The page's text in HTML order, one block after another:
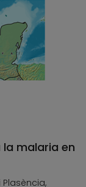
la malaria en
Plasència,